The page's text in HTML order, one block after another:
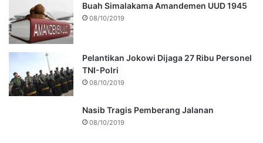
Buah Simalakama Amandemen UUD 1945
08/10/2019
Pelantikan Jokowi Dijaga 27 Ribu Personel
TNI-Polri
08/10/2019
Nasib Tragis Pemberang Jalanan
08/10/2019